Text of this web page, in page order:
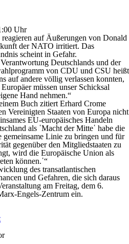
Uhr
auf Äußerungen von Donald
der NATO irritiert. Das
scheint in Gefahr.
Deutschlands und der
von CDU und CSU heißt
auf andere völlig verlassen konnten,
müssen unser Schicksal
Hand nehmen.“
Buch zitiert Erhard Crome
Vereinigten Staaten von Europa nicht
EU-europäisches Handeln
als ῾Macht der Mitte῾ habe die
gemeinsame Linie zu bringen und für
gegenüber den Mitgliedstaaten zu
wird die Europäische Union als
können.῾“
des transatlantischen
und Gefahren, die sich daraus
am Freitag, dem 6.
Engels-Zentrum ein.